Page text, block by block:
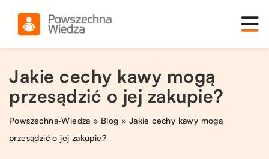
Jakie cechy kawy mogą
przesądzić o jej zakupie?
Powszechna-Wiedza » Blog » Jakie cechy kawy mogą
przesądzić o jej zakupie?